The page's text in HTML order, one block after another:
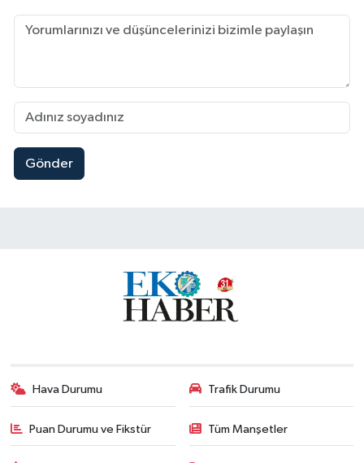
Gönder
Hava Durumu Trafik Durumu
Puan Durumu ve Fikstür Tüm Manşetler